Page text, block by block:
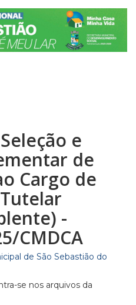
e
de
Cargo de
-
CMDCA
de São Sebastião do
se nos arquivos da